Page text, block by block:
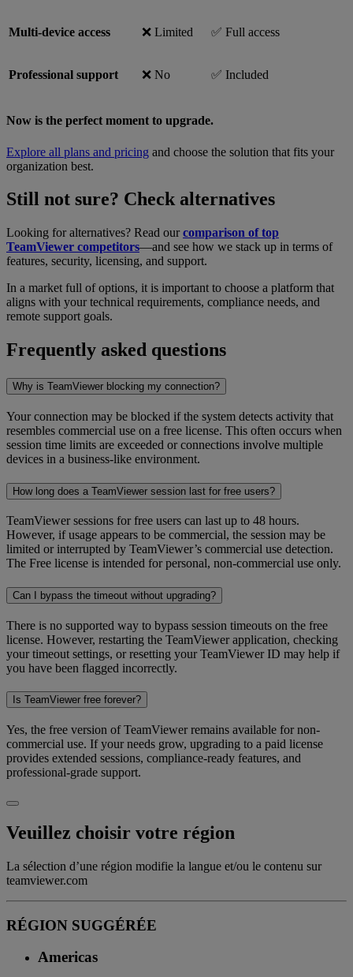
Multi-device access ❌ Limited ✅ Full access
Professional support ❌ No ✅ Included
Now is the perfect moment to upgrade.
Explore all plans and pricing and choose the solution that fits your
organization best.
Still not sure? Check alternatives
Looking for alternatives? Read ourcomparison of top
TeamViewer competitors—and see how we stack up in terms of
features, security, licensing, and support.
In a market full of options, it is important to choose a platform that
aligns with your technical requirements, compliance needs, and
remote support goals.
Frequently asked questions
Why is TeamViewer blocking my connection?
Your connection may be blocked if the system detects activity that
resembles commercial use on a free license. This often occurs when
session time limits are exceeded or connections involve multiple
devices in a business-like environment.
How long does a TeamViewer session last for free users?
TeamViewer sessions for free users can last up to 48 hours.
However, if usage appears to be commercial, the session may be
limited or interrupted by TeamViewer’s commercial use detection.
The Free license is intended for personal, non-commercial use only.
Can I bypass the timeout without upgrading?
There is no supported way to bypass session timeouts on the free
license. However, restarting the TeamViewer application, checking
your timeout settings, or resetting your TeamViewer ID may help if
you have been flagged incorrectly.
Is TeamViewer free forever?
Yes, the free version of TeamViewer remains available for non-
commercial use. If your needs grow, upgrading to a paid license
provides extended sessions, compliance-ready features, and
professional-grade support.
Veuillez choisir votre région
La sélection d’une région modifie la langue et/ou le contenu sur
teamviewer.com
RÉGION SUGGÉRÉE
Americas